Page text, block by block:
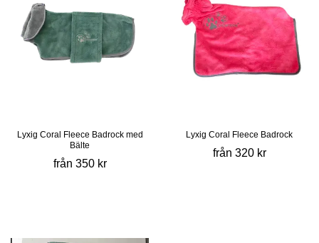
Lyxig Coral Fleece Badrock med
Bälte
från 350 kr
Lyxig Coral Fleece Badrock
från 320 kr